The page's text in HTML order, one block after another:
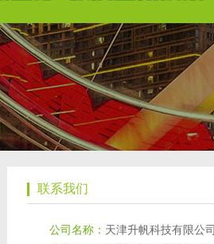
联系我们
公司名称： 天津升帆科技有限公司